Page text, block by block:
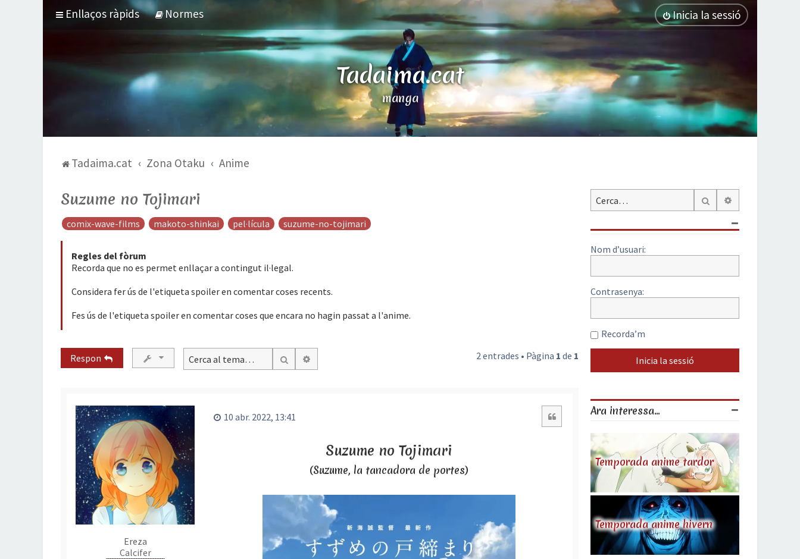
Enllaços ràpids Normes Inicia la sessió
Tadaima.cat
el Japó
Tadaima.cat Zona Otaku Anime
Suzume no Tojimari
comix-wave-films makoto-shinkai pel·lícula suzume-no-tojimari
Regles del fòrum
Recorda que no es permet enllaçar a contingut il·legal.
Considera fer ús de l'etiqueta spoiler en comentar coses recents.
Fes ús de l'etiqueta spoiler en comentar coses que encara no hagin passat a l'anime.
Respon Cerca 2 entrades • Pàgina 1 de 1
Ereza
Calcifer
10 abr. 2022, 13:41
Suzume no Tojimari
(Suzume, la tancadora de portes)
Cerca
Nom d’usuari:
Contrasenya:
Recorda’m
Ara interessa...
Temporada anime tardor
Temporada anime hivern